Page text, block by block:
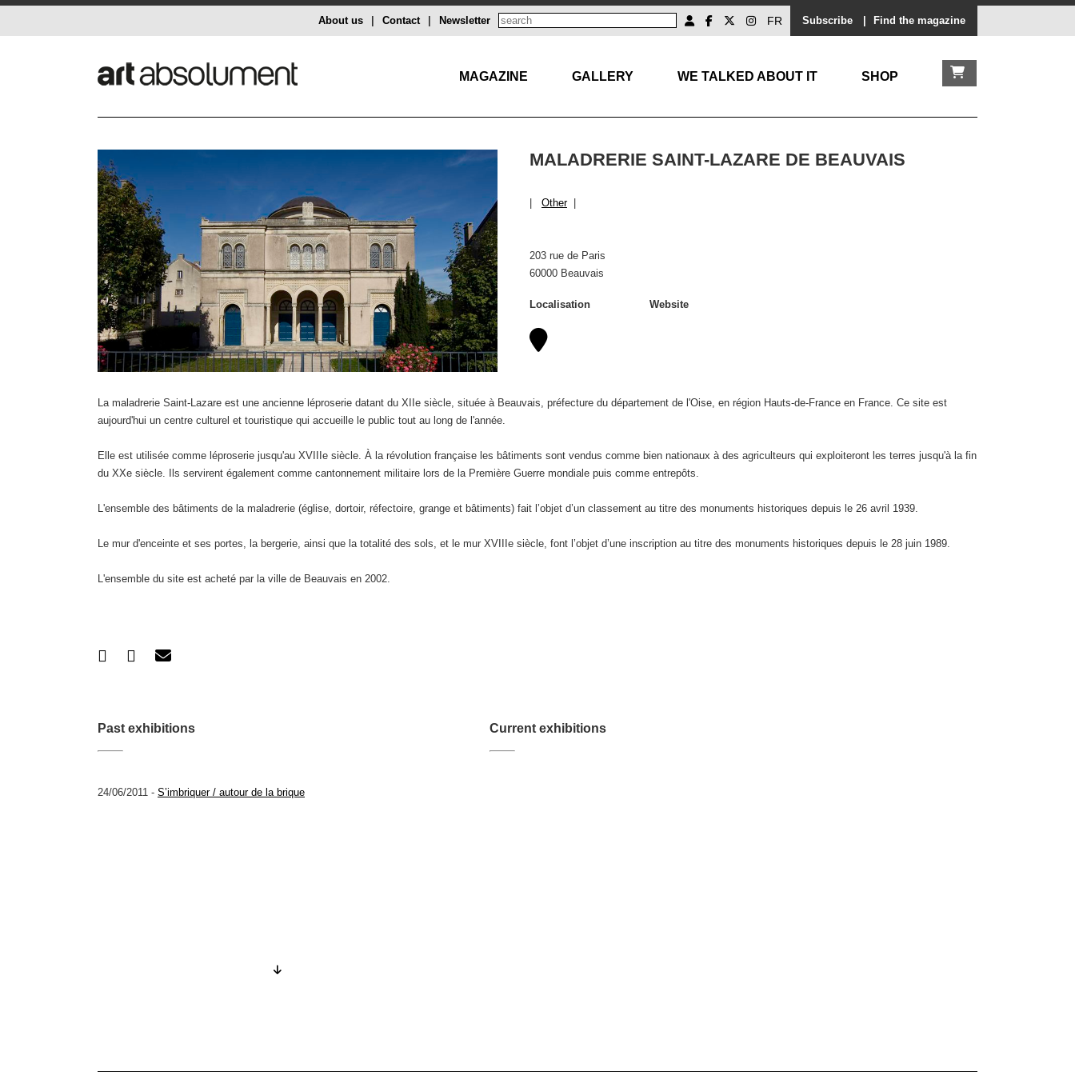
Subscribe Find the magazine
FR
Newsletter
Contact
About us
MAGAZINE GALLERY WE TALKED ABOUT IT SHOP
MALADRERIE SAINT-LAZARE DE BEAUVAIS
Other|
203 rue de Paris
60000 Beauvais
Localisation Website
La maladrerie Saint-Lazare est une ancienne léproserie datant du XIIe siècle, située à Beauvais, préfecture du département de l'Oise, en région Hauts-de-France en France. Ce site est
aujourd'hui un centre culturel et touristique qui accueille le public tout au long de l'année.
Elle est utilisée comme léproserie jusqu'au XVIIIe siècle. À la révolution française les bâtiments sont vendus comme bien nationaux à des agriculteurs qui exploiteront les terres jusqu'à la fin
du XXe siècle. Ils servirent également comme cantonnement militaire lors de la Première Guerre mondiale puis comme entrepôts.
L'ensemble des bâtiments de la maladrerie (église, dortoir, réfectoire, grange et bâtiments) fait l’objet d’un classement au titre des monuments historiques depuis le 26 avril 1939.
Le mur d'enceinte et ses portes, la bergerie, ainsi que la totalité des sols, et le mur XVIIIe siècle, font l’objet d’une inscription au titre des monuments historiques depuis le 28 juin 1989.
L'ensemble du site est acheté par la ville de Beauvais en 2002.
Past exhibitions
24/06/2011 - S’imbriquer / autour de la brique
Current exhibitions